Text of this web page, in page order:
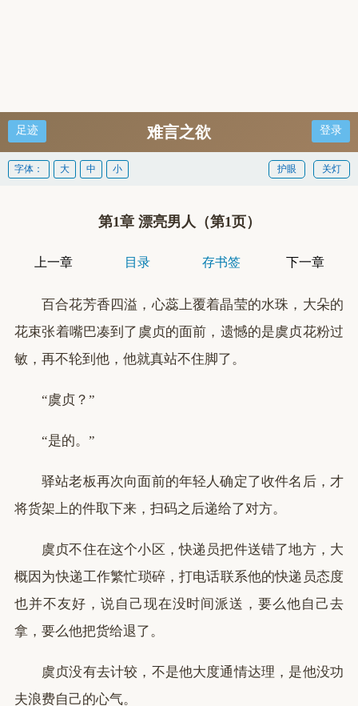
足迹 难言之欲 登录
关灯
护眼
字体： 大 中 小
第1章 漂亮男人（第1页）
上一章 目录 存书签 下一章
百合花芳香四溢，心蕊上覆着晶莹的水珠，大朵的
花束张着嘴巴凑到了虞贞的面前，遗憾的是虞贞花粉过
敏，再不轮到他，他就真站不住脚了。
“虞贞？”
“是的。”
驿站老板再次向面前的年轻人确定了收件名后，才
将货架上的件取下来，扫码之后递给了对方。
虞贞不住在这个小区，快递员把件送错了地方，大
概因为快递工作繁忙琐碎，打电话联系他的快递员态度
也并不友好，说自己现在没时间派送，要么他自己去
拿，要么他把货给退了。
虞贞没有去计较，不是他大度通情达理，是他没功
夫浪费自己的心气。